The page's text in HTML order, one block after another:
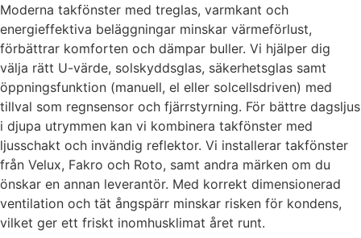
Moderna takfönster med treglas, varmkant och
energieffektiva beläggningar minskar värmeförlust,
förbättrar komforten och dämpar buller. Vi hjälper dig
välja rätt U-värde, solskyddsglas, säkerhetsglas samt
öppningsfunktion (manuell, el eller solcellsdriven) med
tillval som regnsensor och fjärrstyrning. För bättre dagsljus
i djupa utrymmen kan vi kombinera takfönster med
ljusschakt och invändig reflektor. Vi installerar takfönster
från Velux, Fakro och Roto, samt andra märken om du
önskar en annan leverantör. Med korrekt dimensionerad
ventilation och tät ångspärr minskar risken för kondens,
vilket ger ett friskt inomhusklimat året runt.